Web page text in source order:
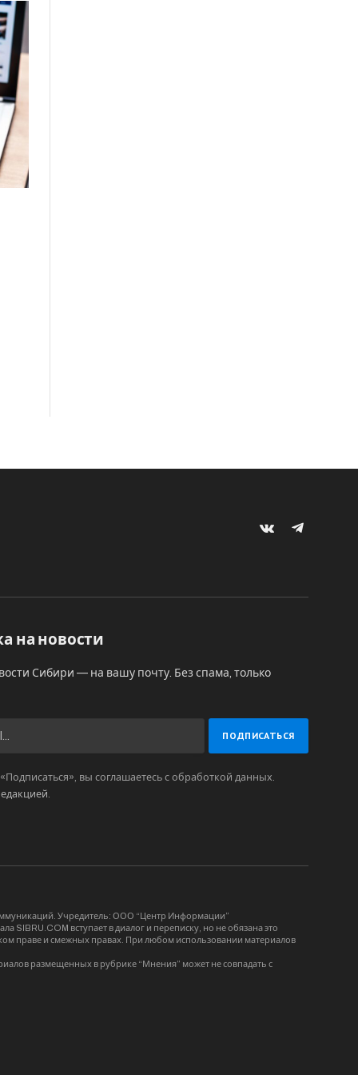
VKontakteTelegram
на новости
Сибири — на вашу почту. Без спама, только
вы соглашаетесь с обработкой данных.
.
Учредитель: ООО “Центр Информации”
SIBRU.COM вступает в диалог и переписку, но не обязана это
праве и смежных правах. При любом использовании материалов
размещенных в рубрике “Мнения” может не совпадать с